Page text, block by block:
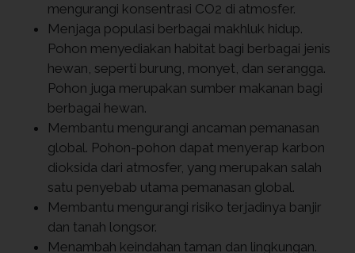
mengurangi konsentrasi CO2 di atmosfer.
Menjaga populasi berbagai makhluk hidup.
Pohon menyediakan habitat bagi berbagai jenis
hewan, seperti burung, monyet, dan serangga.
Pohon juga merupakan sumber makanan bagi
berbagai hewan.
Membantu mengurangi ancaman pemanasan
global. Pohon-pohon dapat menyerap karbon
dioksida dari atmosfer, yang merupakan salah
satu penyebab utama pemanasan global.
Membantu mengurangi risiko terjadinya banjir
dan tanah longsor.
Menambah keindahan taman dan lingkungan.